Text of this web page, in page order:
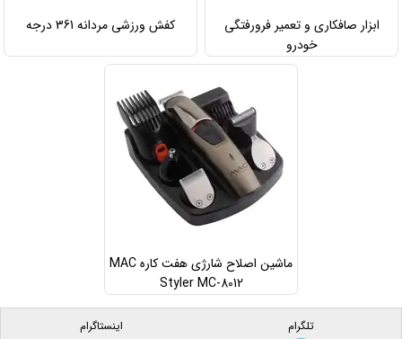
ابزار صافکاری و تعمیر فرورفتگی
خودرو
کفش ورزشی مردانه 361 درجه
ماشین اصلاح شارژی هفت کاره MAC
Styler MC-8012
تلگرام اینستاگرام